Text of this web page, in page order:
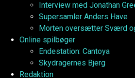
Interview med Jonathan
Supersamler Anders Have
Morten oversætter Sværd
Online spilbøger
Endestation: Cantoya
Skydragernes Bjerg
Redaktion